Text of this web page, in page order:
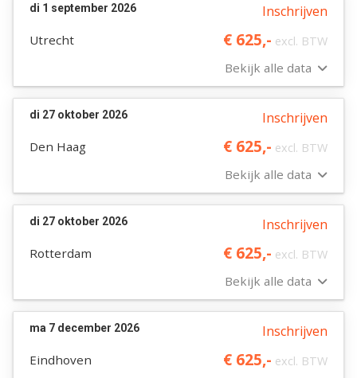
di 1 september 2026
Utrecht
Inschrijven
Bekijk alle data
€ 625,- excl. BTW
di 27 oktober 2026
Den Haag
Inschrijven
Bekijk alle data
€ 625,- excl. BTW
di 27 oktober 2026
Rotterdam
Inschrijven
Bekijk alle data
€ 625,- excl. BTW
ma 7 december 2026
Eindhoven
Inschrijven
€ 625,- excl. BTW